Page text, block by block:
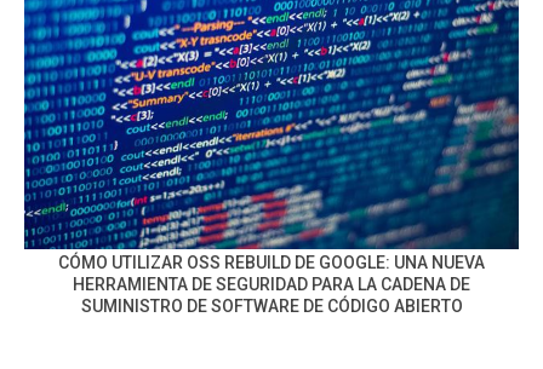
CÓMO UTILIZAR OSS REBUILD DE GOOGLE: UNA NUEVA
HERRAMIENTA DE SEGURIDAD PARA LA CADENA DE
SUMINISTRO DE SOFTWARE DE CÓDIGO ABIERTO